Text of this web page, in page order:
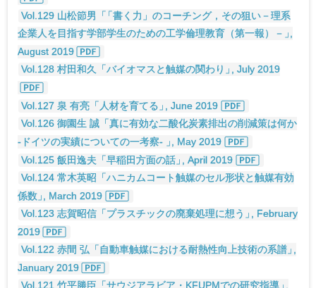
Vol.129 山松節男 「「書く力」のコーチング，その狙い－理系
企業人を目指す学部学生のための工学倫理教育（第一報）－ 」,
August 2019
Vol.128 村田和久「バイオマスと触媒の関わり 」 , July 2019
Vol.127 泉 有亮「人材を育てる 」 , June 2019
Vol.126 御園生 誠「真に有効な二酸化炭素排出の削減策は何か
-ドイツの実績についての一考察- 」, May 2019
Vol.125 飯田逸夫「早稲田方面の話 」 , April 2019
Vol.124 常木英昭「ハニカムコート触媒のセル形状と触媒有効
係数」, March 2019
Vol.123 志賀昭信「プラスチックの廃棄処理に想う 」 , February
2019
Vol.122 赤間 弘「自動車触媒における耐熱性向上技術の系譜 」 ,
January 2019
Vol.121 竹平勝臣「サウジアラビア・KFUPMでの研究指導 」 ,